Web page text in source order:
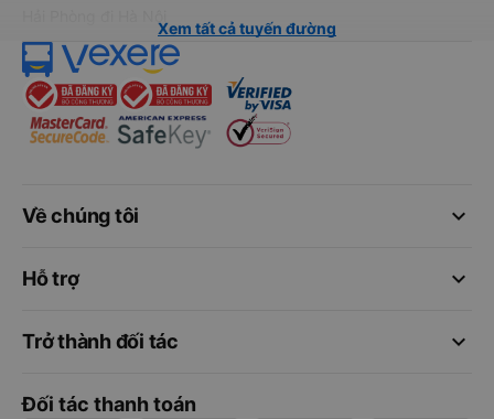
Xem tất cả tuyến đường
keyboard_arrow_down
Về chúng tôi
keyboard_arrow_down
Hỗ trợ
keyboard_arrow_down
Trở thành đối tác
Đối tác thanh toán